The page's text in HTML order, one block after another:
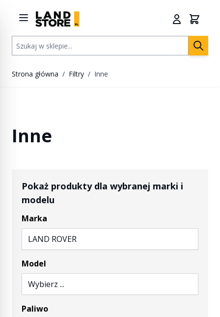
Szukaj w sklepie...
Strona główna / Filtry / Inne
Inne
Pokaż produkty dla wybranej marki i
modelu
Marka
LAND ROVER
Model
Wybierz ...
Paliwo